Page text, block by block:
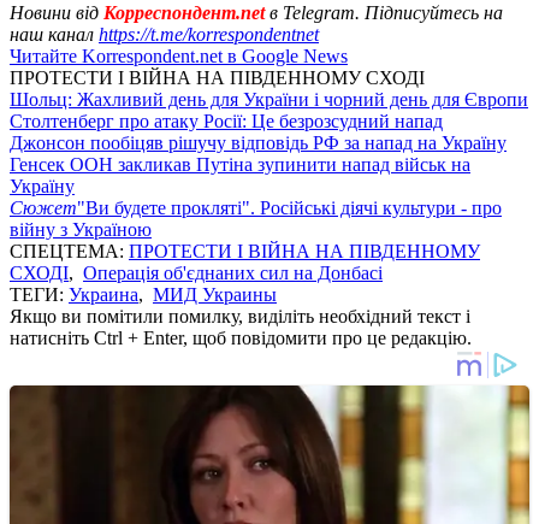
Новини від Корреспондент.netв Telegram. Підписуйтесь на
наш канал https://t.me/korrespondentnet
Читайте Korrespondent.net в Google News
ПРОТЕСТИ І ВІЙНА НА ПІВДЕННОМУ СХОДІ
Шольц: Жахливий день для України і чорний день для Європи
Столтенберг про атаку Росії: Це безрозсудний напад
Джонсон пообіцяв рішучу відповідь РФ за напад на Україну
Генсек ООН закликав Путіна зупинити напад військ на
Україну
Сюжет"Ви будете прокляті". Російські діячі культури - про
війну з Україною
СПЕЦТЕМА: ПРОТЕСТИ І ВІЙНА НА ПІВДЕННОМУ
СХОДІ, Операція об'єднаних сил на Донбасі
ТЕГИ: Украина, МИД Украины
Якщо ви помітили помилку, виділіть необхідний текст і
натисніть Ctrl + Enter, щоб повідомити про це редакцію.